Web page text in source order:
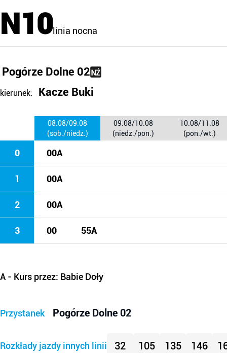
N10linia nocna
Pogórze Dolne 02
kierunek: Kacze Buki
08.08/09.08
(sob./niedz.)
09.08/10.08
(niedz./pon.)
10.08/11.08
(pon./wt.)
0 00A
1 00A
2 00A
3 00 55A
A - Kurs przez: Babie Doły
Przystanek Pogórze Dolne 02
Rozkłady jazdy innych linii 32 105 135 146